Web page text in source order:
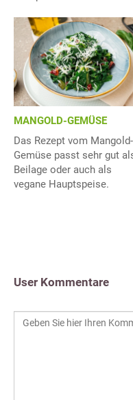
MANGOLD-GEMÜSE
Das Rezept vom Mangold-
Gemüse passt sehr gut
Beilage oder auch als
vegane Hauptspeise.
User Kommentare